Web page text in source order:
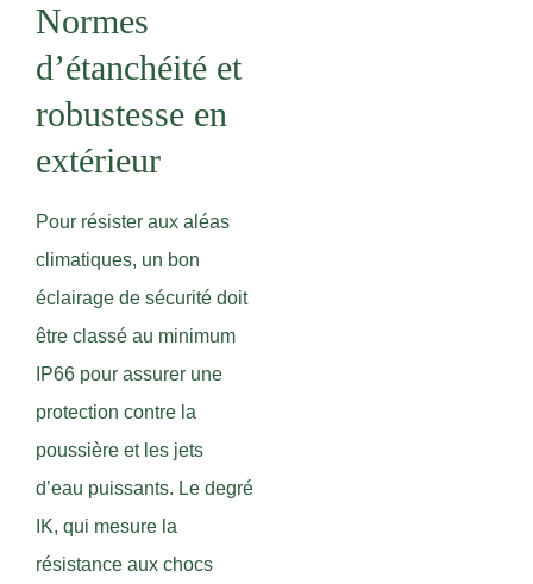
Normes
d’étanchéité et
robustesse en
extérieur
Pour résister aux aléas
climatiques, un bon
éclairage de sécurité doit
être classé au minimum
IP66 pour assurer une
protection contre la
poussière et les jets
d’eau puissants. Le degré
IK, qui mesure la
résistance aux chocs